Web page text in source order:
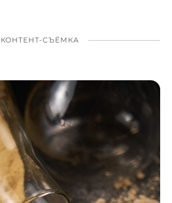
КОНТЕНТ-СЪЁМКА